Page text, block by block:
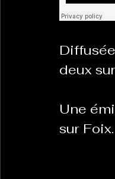
Les Transversales
deux
Une
sur Foix.